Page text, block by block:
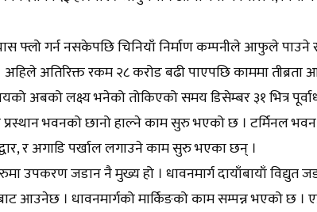
फ्लो गर्न नसकेपछि चिनियाँ निर्माण कम्पनीले आफुले पाउने
अहिले अतिरिक्त रकम २८ करोड बढी पाएपछि काममा
अबको लक्ष्य भनेको तोकिएको समय डिसेम्बर ३१ भित्र
प्रस्थान भवनको छानो हाल्ने काम सुरु भएको छ । टर्मिनल
र अगाडि पर्खाल लगाउने काम सुरु भएका छन् ।
उपकरण जडान नै मुख्य हो । धावनमार्ग दायाँबायाँ विद्युत
आउनेछ । धावनमार्गको मार्किङको काम सम्पन्न भएको छ ।